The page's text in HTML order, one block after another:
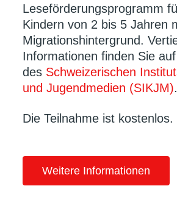
Leseförderungsprogramm
Kindern von 2 bis 5 Jahren
Migrationshintergrund.
Informationen finden Sie
des Schweizerischen
und Jugendmedien (SIKJM).
Die Teilnahme ist kostenlos.
Weitere Informationen